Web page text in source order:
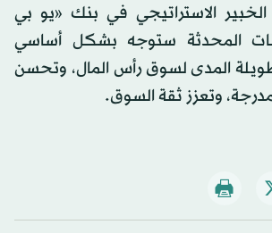
الاستراتيجي في بنك «يو بي
المحدثة ستوجه بشكل أساسي
المدى لسوق رأس المال، وتحسن
وتعزز ثقة السوق.